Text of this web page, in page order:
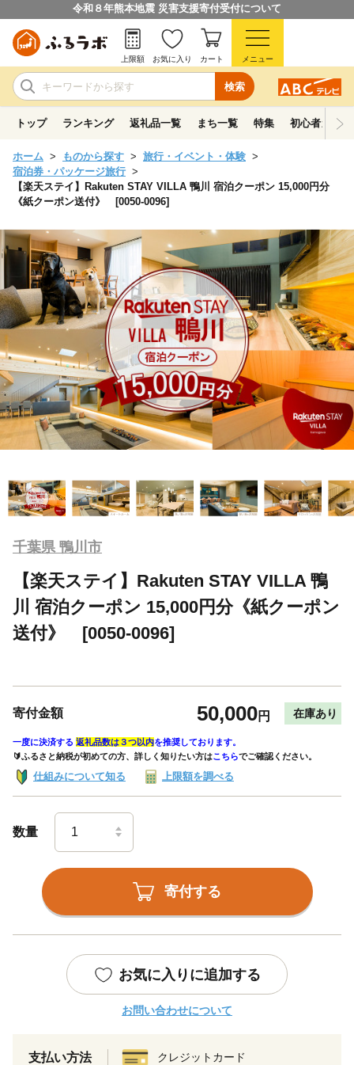
令和８年熊本地震 災害支援寄付受付について
検索
上限額 お気に入り カート メニュー
トップ ランキング 返礼品一覧 まち一覧 特集 初心者ガイド
ホーム ものから探す
旅行・イベント・体験
宿泊券・パッケージ旅行
【楽天ステイ】Rakuten STAY VILLA 鴨川 宿泊クーポン 15,000円分
《紙クーポン送付》 [0050-0096]
千葉県 鴨川市
【楽天ステイ】Rakuten STAY VILLA 鴨
川 宿泊クーポン 15,000円分《紙クーポン
送付》 [0050-0096]
寄付金額 50,000円 在庫あり
一度に決済する 返礼品数は３つ以内を推奨しております。
🔰ふるさと納税が初めての方、詳しく知りたい方はこちらでご確認ください。
仕組みについて知る 上限額を調べる
数量
寄付する
お気に入りに追加する
お問い合わせについて
支払い方法 クレジットカード